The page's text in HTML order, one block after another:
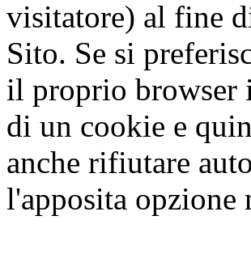
visitatore) al fine
Sito. Se si
il proprio browser
di un cookie e
anche rifiutare
l'apposita opzione